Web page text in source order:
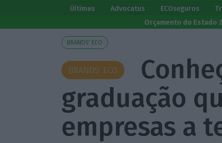
Últimas Advocatus ECOseguros
Orçamento do Estado
BRANDS' ECO
BRANDS' ECO
graduação
empresas a